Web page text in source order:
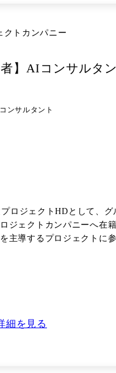
クトカンパニー
者】AIコンサルタ
ンサルタント
ロジェクトHDとして、
へ在籍型出向という形で採用させていただき
ェクトに参画し、プロジェクトの提案・
部内で、2～5名程度の
細を見る